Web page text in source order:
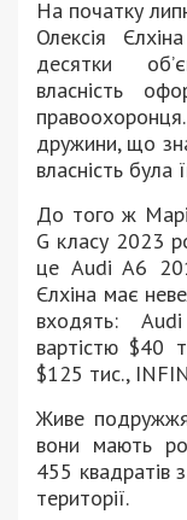
На початку
Олексія
десятки
власність
дружини, що
власність була
До того ж
G класу 2023
це Audi A6
Єлхіна має
входять:
вартістю $40
$125 тис.,
Живе
вони мають
455 квадратів
території.